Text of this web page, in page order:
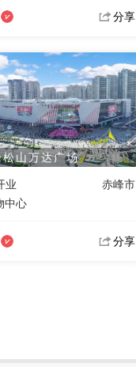
分享
松山万达广场
业
赤峰市
中心
分享